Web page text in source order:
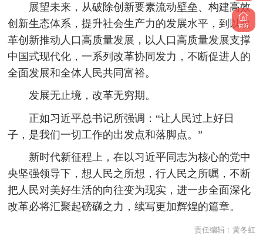
展望未来，从破除创新要素流动壁垒、构建高效
创新生态体系，提升社会生产力的发展水平，到以改
革创新推动人口高质量发展，以人口高质量发展支撑
中国式现代化，一系列改革协同发力，不断促进人的
全面发展和全体人民共同富裕。
发展无止境，改革无穷期。
正如习近平总书记所强调：“让人民过上好日
子，是我们一切工作的出发点和落脚点。”
新时代新征程上，在以习近平同志为核心的党中
央坚强领导下，想人民之所想，行人民之所嘱，不断
把人民对美好生活的向往变为现实，进一步全面深化
改革必将汇聚起磅礴之力，续写更加辉煌的篇章。
责任编辑： 黄冬虹